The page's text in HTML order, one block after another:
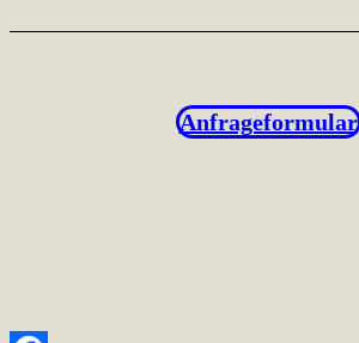
Anfrageformular